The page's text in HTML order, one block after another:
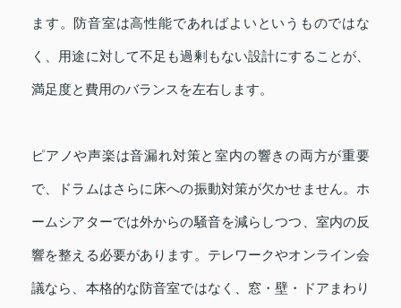
ます。防音室は高性能であればよいというものではな
く、用途に対して不足も過剰もない設計にすることが、
満足度と費用のバランスを左右します。
ピアノや声楽は音漏れ対策と室内の響きの両方が重要
で、ドラムはさらに床への振動対策が欠かせません。ホ
ームシアターでは外からの騒音を減らしつつ、室内の反
響を整える必要があります。テレワークやオンライン会
議なら、本格的な防音室ではなく、窓・壁・ドアまわり